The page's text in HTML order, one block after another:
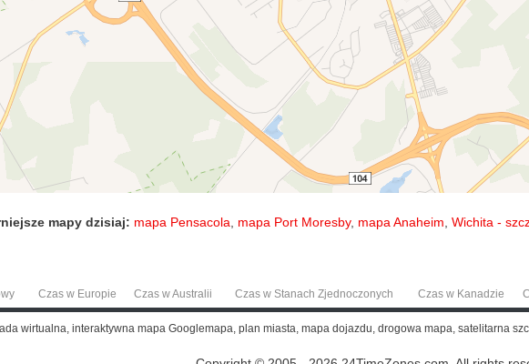
mapy dzisiaj: mapa Pensacola mapa Port Moresby, mapa Anaheim Wichita -
Czas w Europie Czas w Australii Czas w Stanach Zjednoczonych Czas w Kanadzie
wirtualna, interaktywna mapa Googlemapa, plan miasta, mapa dojazdu, drogowa mapa, satelitarna